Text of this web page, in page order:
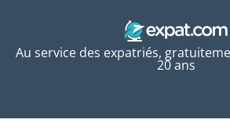
Au service des expatriés,
20 ans